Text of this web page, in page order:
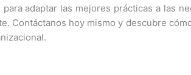
adaptar las mejores prácticas a las
Contáctanos hoy mismo y descubre